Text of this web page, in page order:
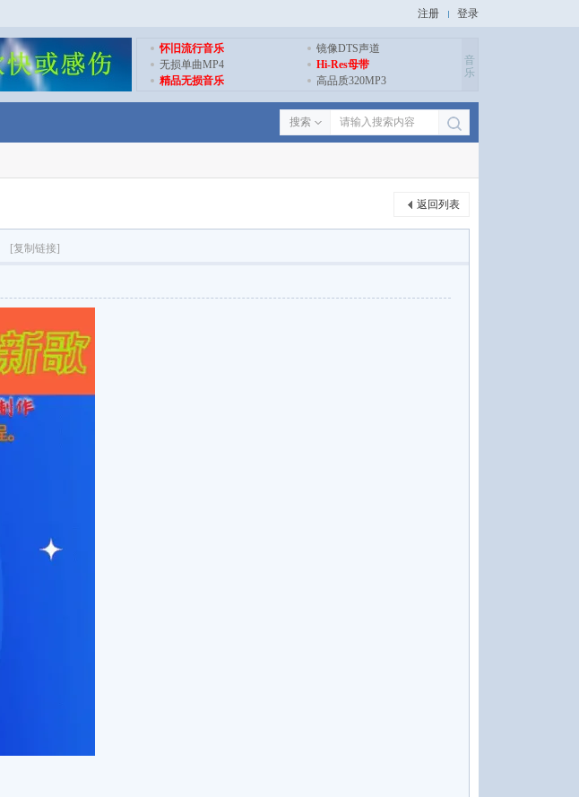
注册 登录
怀旧流行音乐
镜像DTS声道
无损单曲MP4
Hi-Res母带
精品无损音乐
高品质320MP3
音
乐
搜索
返回列表
[复制链接]